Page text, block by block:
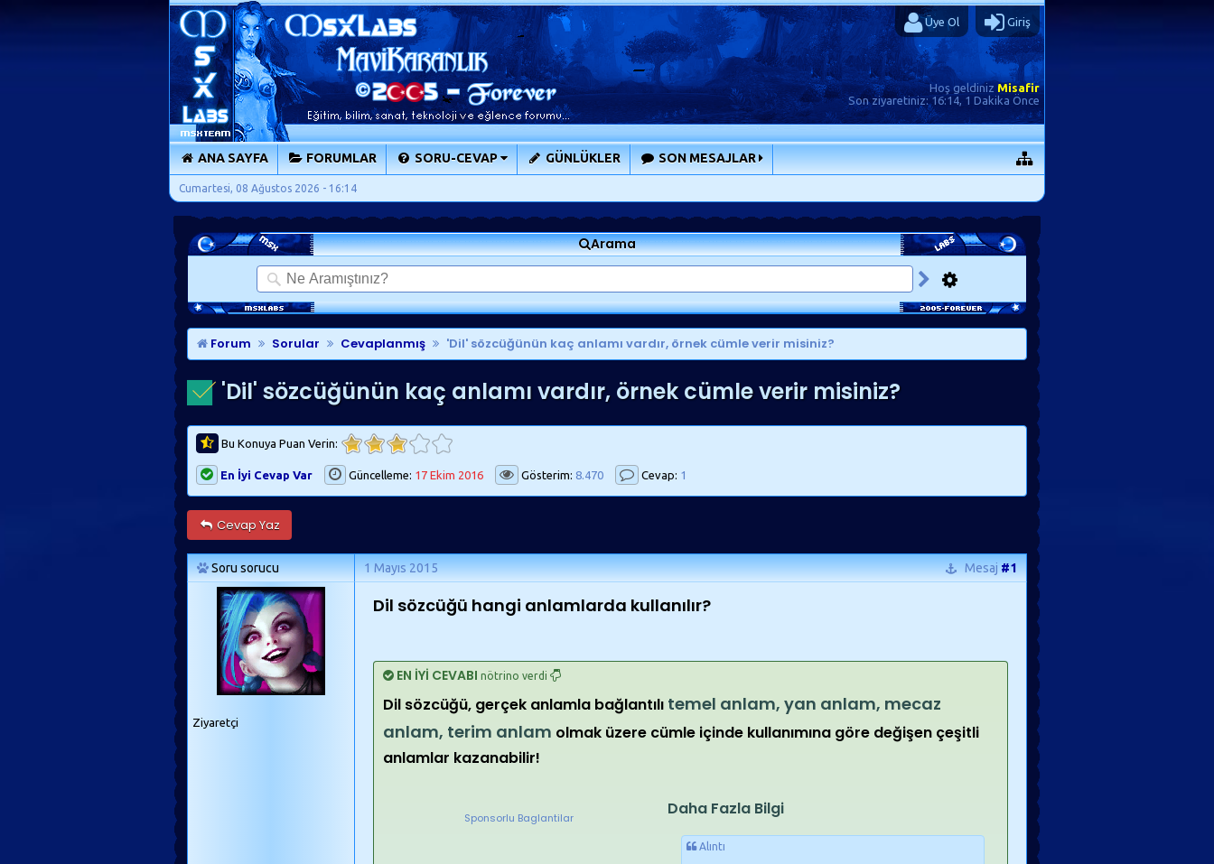
Üye Ol Giriş
Hoş geldiniz Misafir
Son ziyaretiniz:16:14, 1 Dakika Önce
ANA SAYFA FORUMLAR SORU-CEVAP GÜNLÜKLER SON MESAJLAR
Cumartesi, 08 Ağustos 2026 - 16:14
Arama
Forum Sorular Cevaplanmış 'Dil' sözcüğünün kaç anlamı vardır, örnek cümle verir misiniz?
'Dil' sözcüğünün kaç anlamı vardır, örnek cümle verir misiniz?
Bu Konuya Puan Verin:
En İyi Cevap Var Güncelleme: 17 Ekim 2016 Gösterim: 8.470 Cevap: 1
Cevap Yaz
Soru sorucu 1 Mayıs 2015 Mesaj#1
Ziyaretçi
Dil sözcüğü hangi anlamlarda kullanılır?
EN İYİ CEVABI nötrino verdi
Dil sözcüğü, gerçek anlamla bağlantılı temel anlam, yan anlam, mecaz
anlam, terim anlam olmak üzere cümle içinde kullanımına göre değişen çeşitli
anlamlar kazanabilir!
Sponsorlu Baglantilar Daha Fazla Bilgi
Alıntı